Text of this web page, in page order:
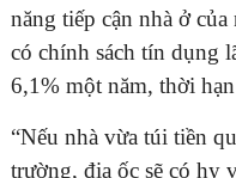
năng tiếp cận nhà ở
có chính sách tín dụng
6,1% một năm, thời
“Nếu nhà vừa túi tiền
trường, địa ốc sẽ có hy